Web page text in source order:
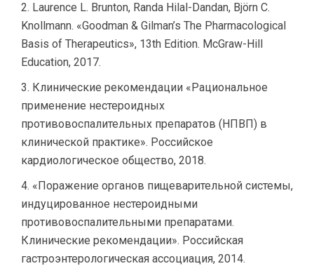
Laurence L. Brunton, Randa Hilal-Dandan, Björn C.
Knollmann. «Goodman & Gilman’s The Pharmacological
Basis of Therapeutics», 13th Edition. McGraw-Hill
Education, 2017.
Клинические рекомендации «Рациональное
применение нестероидных
противовоспалительных препаратов (НПВП) в
клинической практике». Российское
кардиологическое общество, 2018.
«Поражение органов пищеварительной системы,
индуцированное нестероидными
противовоспалительными препаратами.
Клинические рекомендации». Российская
гастроэнтерологическая ассоциация, 2014.